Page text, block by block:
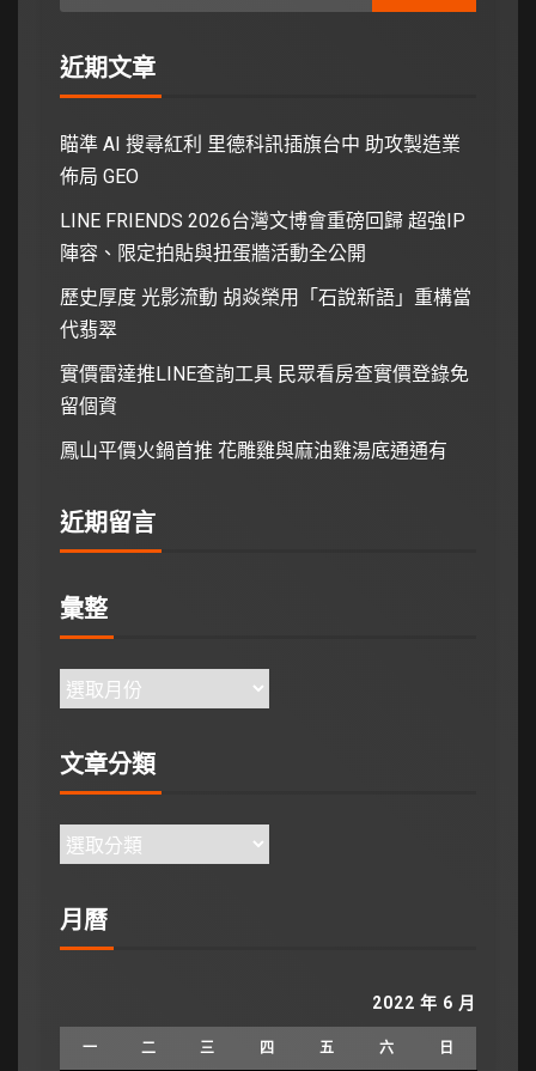
近期文章
瞄準 AI 搜尋紅利 里德科訊插旗台中 助攻製造業
佈局 GEO
LINE FRIENDS 2026台灣文博會重磅回歸 超強IP
陣容、限定拍貼與扭蛋牆活動全公開
歷史厚度 光影流動 胡焱榮用「石說新語」重構當
代翡翠
實價雷達推LINE查詢工具 民眾看房查實價登錄免
留個資
鳳山平價火鍋首推 花雕雞與麻油雞湯底通通有
近期留言
彙整
文章分類
月曆
2022 年 6 月
一 二 三 四 五 六 日